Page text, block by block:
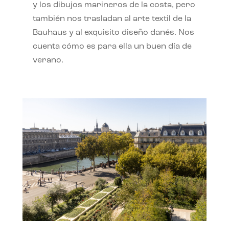
y los dibujos marineros de la costa, pero
también nos trasladan al arte textil de la
Bauhaus y al exquisito diseño danés. Nos
cuenta cómo es para ella un buen día de
verano.